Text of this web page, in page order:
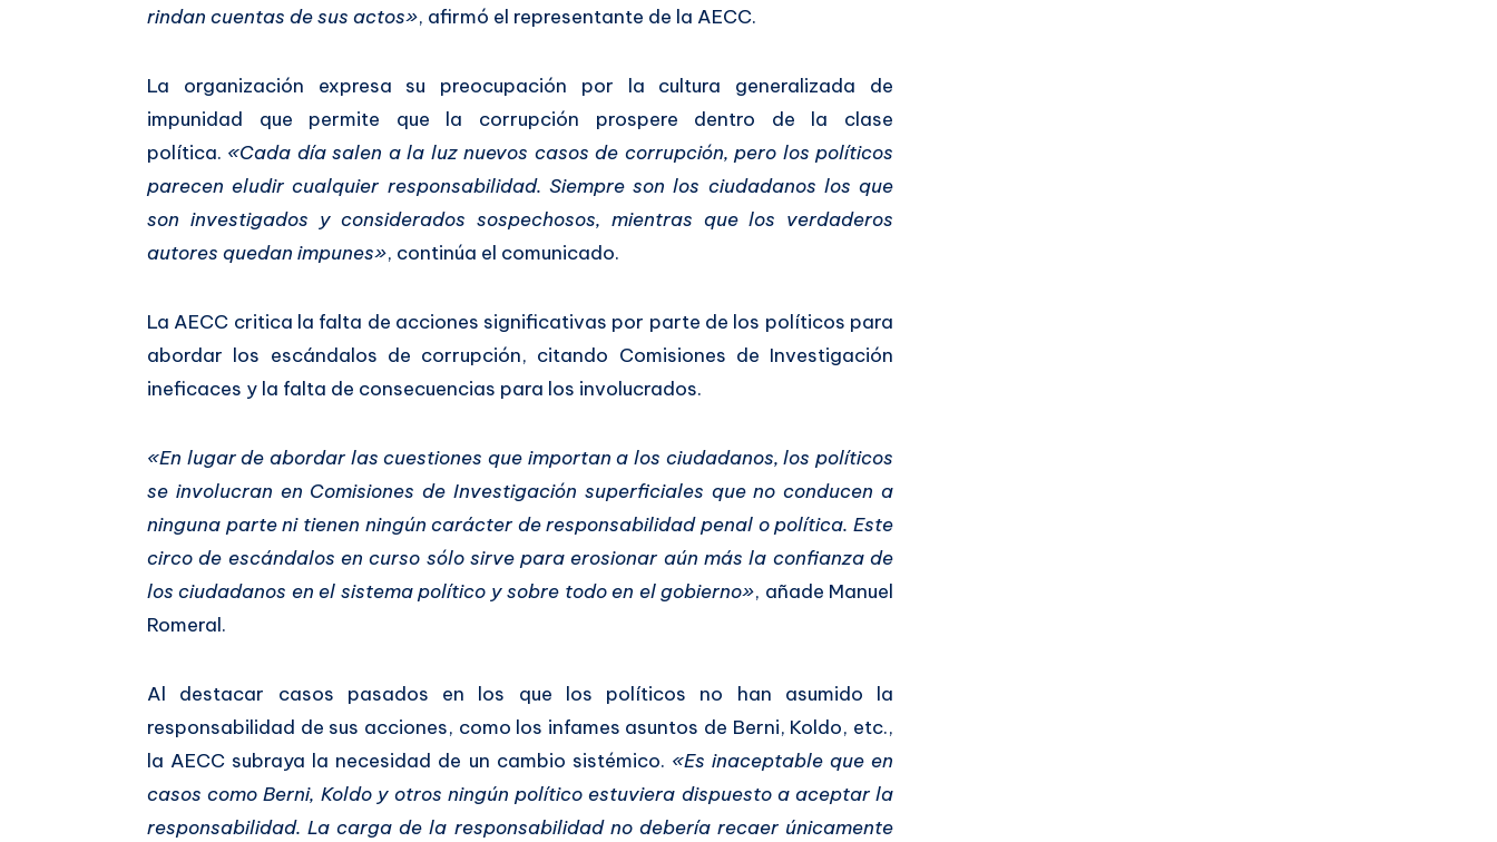
rindan cuentas de sus actos», afirmó el representante de la AECC.
La organización expresa su preocupación por la cultura generalizada de
impunidad que permite que la corrupción prospere dentro de la clase
política. «Cada día salen a la luz nuevos casos de corrupción, pero los políticos
parecen eludir cualquier responsabilidad. Siempre son los ciudadanos los que
son investigados y considerados sospechosos, mientras que los verdaderos
autores quedan impunes», continúa el comunicado.
La AECC critica la falta de acciones significativas por parte de los políticos para
abordar los escándalos de corrupción, citando Comisiones de Investigación
ineficaces y la falta de consecuencias para los involucrados.
«En lugar de abordar las cuestiones que importan a los ciudadanos, los políticos
se involucran en Comisiones de Investigación superficiales que no conducen a
ninguna parte ni tienen ningún carácter de responsabilidad penal o política. Este
circo de escándalos en curso sólo sirve para erosionar aún más la confianza de
los ciudadanos en el sistema político y sobre todo en el gobierno», añade Manuel
Romeral.
Al destacar casos pasados en los que los políticos no han asumido la
responsabilidad de sus acciones, como los infames asuntos de Berni, Koldo, etc.,
la AECC subraya la necesidad de un cambio sistémico. «Es inaceptable que en
casos como Berni, Koldo y otros ningún político estuviera dispuesto a aceptar la
responsabilidad. La carga de la responsabilidad no debería recaer únicamente